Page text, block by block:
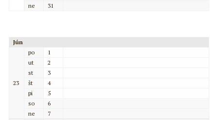
ne
31
Jún
23
po
1
ut
2
st
3
št
4
pi
5
so
6
ne
7